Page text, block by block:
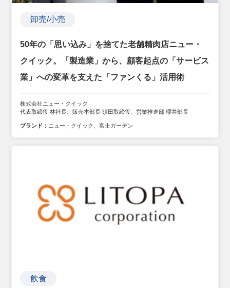
卸売/小売
50年の「思い込み」を捨てた老舗精肉店ニュー・
クイック。「製造業」から、顧客起点の「サービス
業」への変革を支えた「ファンくる」活用術
株式会社ニュー・クイック
代表取締役 林社長、販売本部長 須田取締役、営業推進部 櫻井部長
ブランド： ニュー・クイック、富士ガーデン
飲食